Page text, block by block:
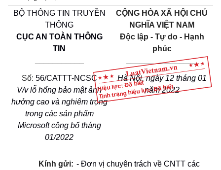
Hiệu lực: Đã biết
Tình trạng hiệu lực: Đã biết
BỘ THÔNG TIN TRUYỀN
THÔNG
CỤC AN TOÀN THÔNG
TIN
CỘNG HÒA XÃ HỘI CHỦ
NGHĨA VIỆT NAM
Độc lập - Tự do - Hạnh
phúc
________________
Số: 56/CATTT-NCSC
V/v lỗ hổng bảo mật ảnh
hưởng cao và nghiêm trọng
trong các sản phẩm
Microsoft công bố tháng
01/2022
Hà Nội, ngày 12 tháng 01
năm 2022
Kính gửi: - Đơn vị chuyên trách về CNTT các